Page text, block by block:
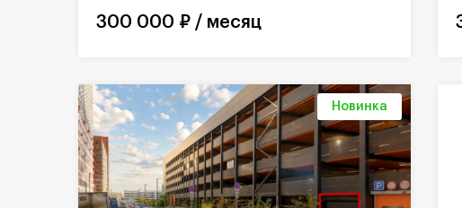
300 000 ₽ / месяц
Новинка